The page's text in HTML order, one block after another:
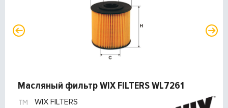
Масляный фильтр WIX FILTERS WL7261
WIX FILTERS